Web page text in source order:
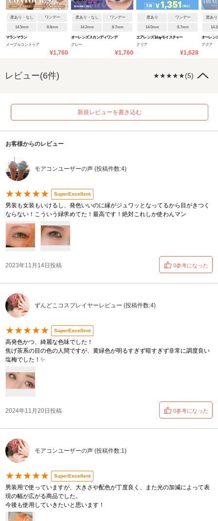
度あり・なし ワンデー
14.5mm 8.6mm
マランマラン
メープルコントゥア
¥1,760
度あり・なし ワンデー
14.2mm 8.7mm
オーレンズ スカンディワンデ
グレー
¥1,760
度あり ワンデー
14.0mm 8.7mm
エアレンズ 1day モイスチャー
クリア
¥1,628
度あ
オーレン
アクア
レビュー(6件) ★★★★★(5)
新規レビューを書き込む
お客様からのレビュー
モアコンユーザーの声 (投稿件数:4)
★★★★★ SuperExcellent
男装も女装もいけるし、発色いいのに縁がジュワッとなってるから目がきつく
ならない！こういう緑求めてた！最高です！絶対これしか使わんマン
2023年11月14日投稿 0参考になった
ずんどこコスプレイヤーレビュー (投稿件数:4)
★★★★★ SuperExcellent
高発色かつ、綺麗な色味でした！
焦げ茶系の目の色の人間ですが、黄緑色が明るすぎず暗すぎず非常に調度良い
塩梅でした！✨
2024年11月20日投稿 0参考になった
モアコンユーザーの声 (投稿件数:1)
★★★★★ SuperExcellent
男装用で使っていますが、大きさや配色が丁度良く、また光の加減によって表
現の幅が広がる商品でした。
今後も使用していきたいと思います！